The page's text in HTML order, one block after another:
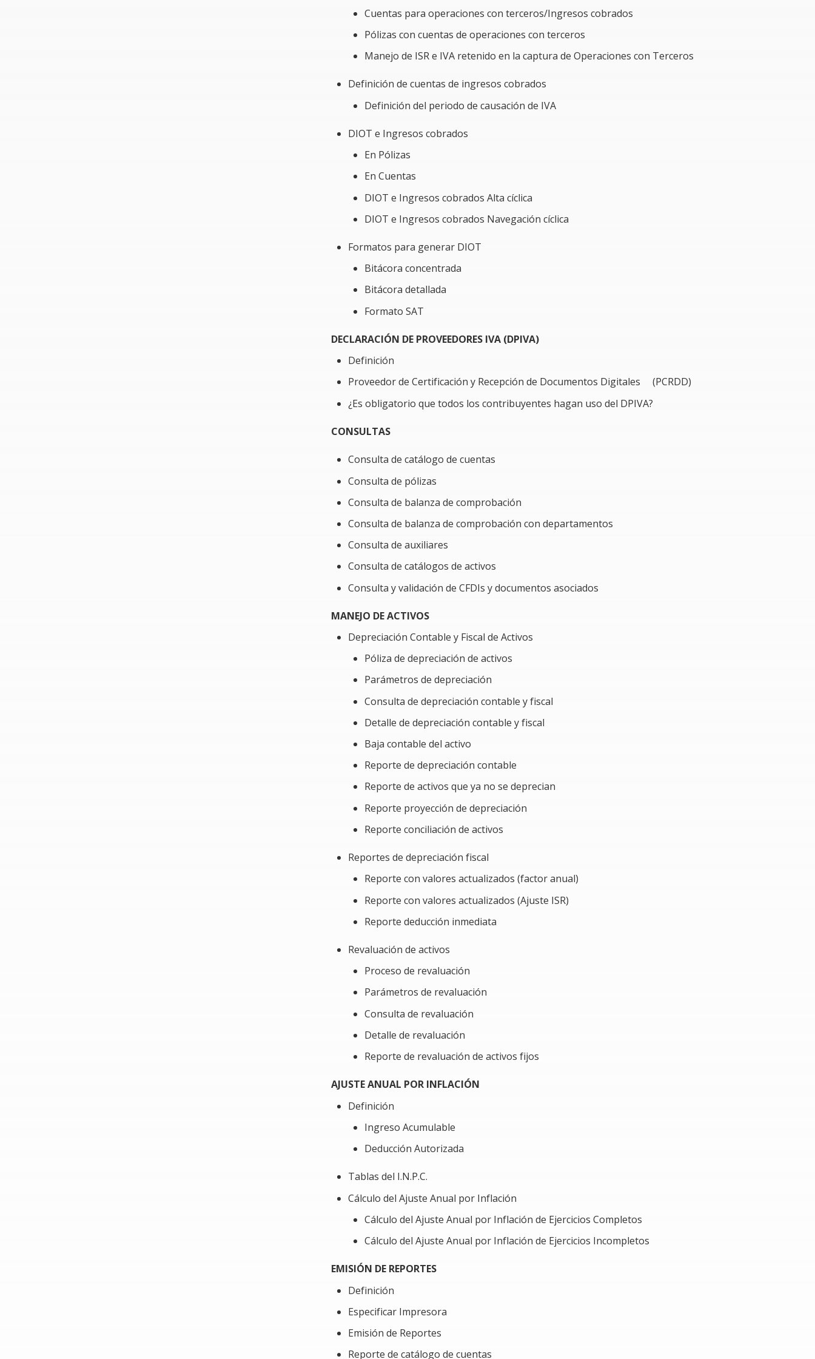
El asistente deberá tener:
Conocimientos básicos sobre la contabilidad
Una computadora con el sistema Aspel-COI
Cuentas para operaciones con terceros/Ingresos cobrados
Pólizas con cuentas de operaciones con terceros
Manejo de ISR e IVA retenido en la captura de Operaciones con Terceros
Definición de cuentas de ingresos cobrados
Definición del periodo de causación de IVA
DIOT e Ingresos cobrados
En Pólizas
En Cuentas
DIOT e Ingresos cobrados Alta cíclica
DIOT e Ingresos cobrados Navegación cíclica
Formatos para generar DIOT
Bitácora concentrada
Bitácora detallada
Formato SAT
DECLARACIÓN DE PROVEEDORES IVA (DPIVA)
Definición
Proveedor de Certificación y Recepción de Documentos Digitales (PCRDD)
¿Es obligatorio que todos los contribuyentes hagan uso del DPIVA?
CONSULTAS
Consulta de catálogo de cuentas
Consulta de pólizas
Consulta de balanza de comprobación
Consulta de balanza de comprobación con departamentos
Consulta de auxiliares
Consulta de catálogos de activos
Consulta y validación de CFDIs y documentos asociados
MANEJO DE ACTIVOS
Depreciación Contable y Fiscal de Activos
Póliza de depreciación de activos
Parámetros de depreciación
Consulta de depreciación contable y fiscal
Detalle de depreciación contable y fiscal
Baja contable del activo
Reporte de depreciación contable
Reporte de activos que ya no se deprecian
Reporte proyección de depreciación
Reporte conciliación de activos
Reportes de depreciación fiscal
Reporte con valores actualizados (factor anual)
Reporte con valores actualizados (Ajuste ISR)
Reporte deducción inmediata
Revaluación de activos
Proceso de revaluación
Parámetros de revaluación
Consulta de revaluación
Detalle de revaluación
Reporte de revaluación de activos fijos
AJUSTE ANUAL POR INFLACIÓN
Definición
Ingreso Acumulable
Deducción Autorizada
Tablas del I.N.P.C.
Cálculo del Ajuste Anual por Inflación
Cálculo del Ajuste Anual por Inflación de Ejercicios Completos
Cálculo del Ajuste Anual por Inflación de Ejercicios Incompletos
EMISIÓN DE REPORTES
Definición
Especificar Impresora
Emisión de Reportes
Reporte de catálogo de cuentas